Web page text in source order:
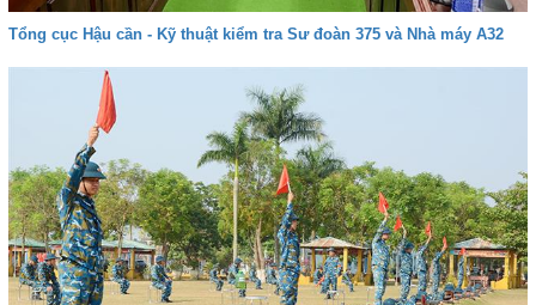
Tổng cục Hậu cần - Kỹ thuật kiểm tra Sư đoàn 375 và Nhà máy A32